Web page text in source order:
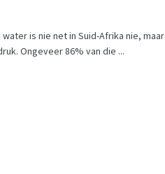
is nie net in Suid-Afrika nie, maar
Ongeveer 86% van die ...